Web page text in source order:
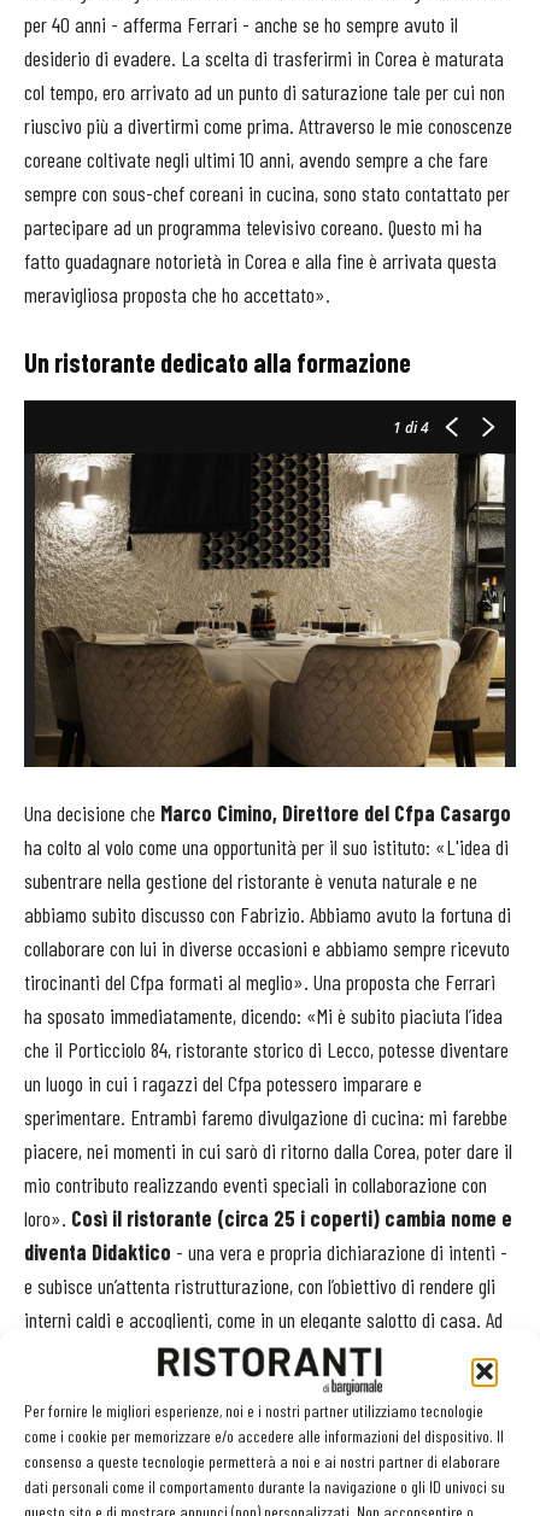
Per fornire le migliori esperienze, noi e i nostri partner utilizziamo tecnologie
come i cookie per memorizzare e/o accedere alle informazioni del dispositivo. Il
consenso a queste tecnologie permetterà a noi e ai nostri partner di elaborare
dati personali come il comportamento durante la navigazione o gli ID univoci su
questo sito e di mostrare annunci (non) personalizzati. Non acconsentire o
per 40 anni - afferma Ferrari - anche se ho sempre avuto il
desiderio di evadere. La scelta di trasferirmi in Corea è maturata
col tempo, ero arrivato ad un punto di saturazione tale per cui non
riuscivo più a divertirmi come prima. Attraverso le mie conoscenze
coreane coltivate negli ultimi 10 anni, avendo sempre a che fare
sempre con sous-chef coreani in cucina, sono stato contattato per
partecipare ad un programma televisivo coreano. Questo mi ha
fatto guadagnare notorietà in Corea e alla fine è arrivata questa
meravigliosa proposta che ho accettato».
Un ristorante dedicato alla formazione
1 di 4
Una decisione che Marco Cimino, Direttore del Cfpa Casargo
ha colto al volo come una opportunità per il suo istituto: «L'idea di
subentrare nella gestione del ristorante è venuta naturale e ne
abbiamo subito discusso con Fabrizio. Abbiamo avuto la fortuna di
collaborare con lui in diverse occasioni e abbiamo sempre ricevuto
tirocinanti del Cfpa formati al meglio». Una proposta che Ferrari
ha sposato immediatamente, dicendo: «Mi è subito piaciuta l’idea
che il Porticciolo 84, ristorante storico di Lecco, potesse diventare
un luogo in cui i ragazzi del Cfpa potessero imparare e
sperimentare. Entrambi faremo divulgazione di cucina: mi farebbe
piacere, nei momenti in cui sarò di ritorno dalla Corea, poter dare il
mio contributo realizzando eventi speciali in collaborazione con
loro». Così il ristorante (circa 25 i coperti) cambia nome e
diventa Didaktico - una vera e propria dichiarazione di intenti -
e subisce un’attenta ristrutturazione, con l’obiettivo di rendere gli
interni caldi e accoglienti, come in un elegante salotto di casa. Ad
aprile ormai tutto e pronto, il menu è in via di definizione e
attende solo che la situazione pandemica consenta
l’apertura al pubblico (in particolar modo nella fascia
serale, visto il tipo di locale che punta in alto), con uno
scontrino che mediamente si attesterà attorno ai 70/80